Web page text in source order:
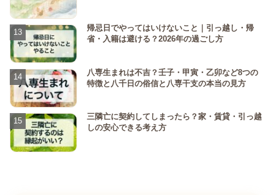
帰忌日でやってはいけないこと｜引っ越し・帰
省・入籍は避ける？2026年の過ごし方
八専生まれは不吉？壬子・甲寅・乙卯など8つの
特徴と八千日の俗信と八専干支の本当の見方
三隣亡に契約してしまったら？家・賃貸・引っ越
しの安心できる考え方